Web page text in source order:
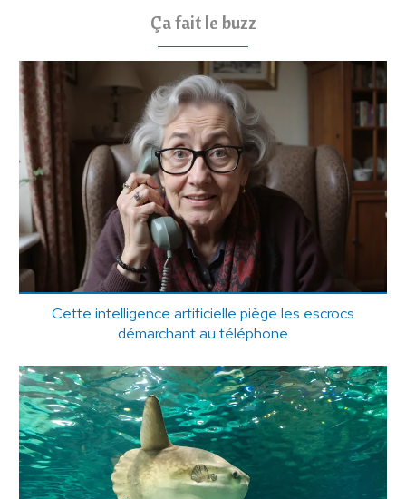
Ça fait le buzz
Cette intelligence artificielle piège les escrocs
démarchant au téléphone